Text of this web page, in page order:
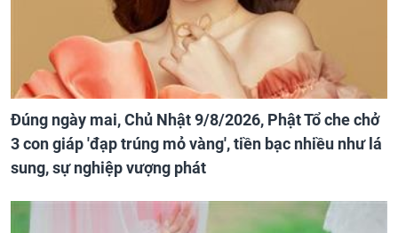
Đúng ngày mai, Chủ Nhật 9/8/2026, Phật Tổ che chở
3 con giáp 'đạp trúng mỏ vàng', tiền bạc nhiều như lá
sung, sự nghiệp vượng phát